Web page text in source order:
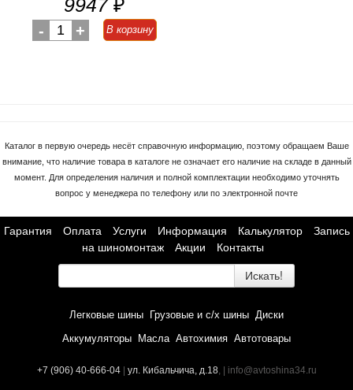
9947 ₽
- 1 + В корзину
Каталог в первую очередь несёт справочную информацию, поэтому обращаем Ваше
внимание, что наличие товара в каталоге не означает его наличие на складе в данный
момент. Для определения наличия и полной комплектации необходимо уточнять
вопрос у менеджера по телефону или по электронной почте
Гарантия Оплата Услуги Информация Калькулятор
Запись
на шиномонтаж
Акции Контакты
Искать!
Легковые шины Грузовые и с/х шины Диски
Аккумуляторы
Масла Автохимия Автотовары
+7 (906) 40-666-04 ул. Кибальчича, д.18, | info@avtoshina34.ru